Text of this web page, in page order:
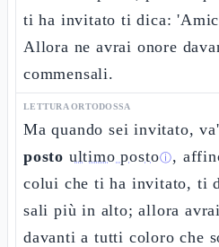
ti ha invitato ti dica:
Allora ne avrai onore
commensali.
LETTURA ORTODOSSA
Ma quando sei invitato,
posto ultimo postoⓘ,
colui che ti ha invitato, ti
sali più in alto; allora avrai
davanti a tutti coloro che